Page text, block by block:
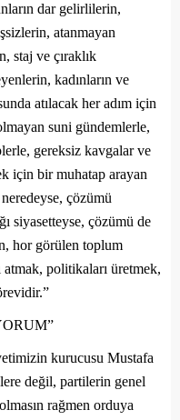
dar gelirlilerin,
atanmayan
staj ve çıraklık
kadınların ve
atılacak her adım için
suni gündemlerle,
gereksiz kavgalar ve
için bir muhatap arayan
çözümü
siyasetteyse, çözümü de
hor görülen toplum
atmak, politikaları üretmek,
kurucusu Mustafa
değil, partilerin genel
rağmen orduya